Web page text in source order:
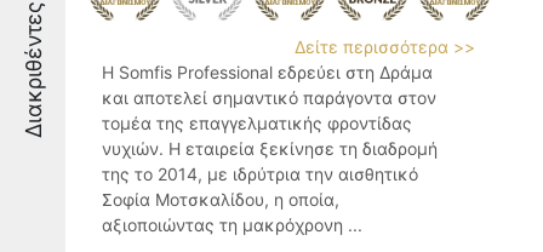
Διακριθέντες
Δείτε περισσότερα >>
Η Somfis Professional εδρεύει στη Δράμα
και αποτελεί σημαντικό παράγοντα στον
τομέα της επαγγελματικής φροντίδας
νυχιών. Η εταιρεία ξεκίνησε τη διαδρομή
της το 2014, με ιδρύτρια την αισθητικό
Σοφία Μοτσκαλίδου, η οποία,
αξιοποιώντας τη μακρόχρονη ...